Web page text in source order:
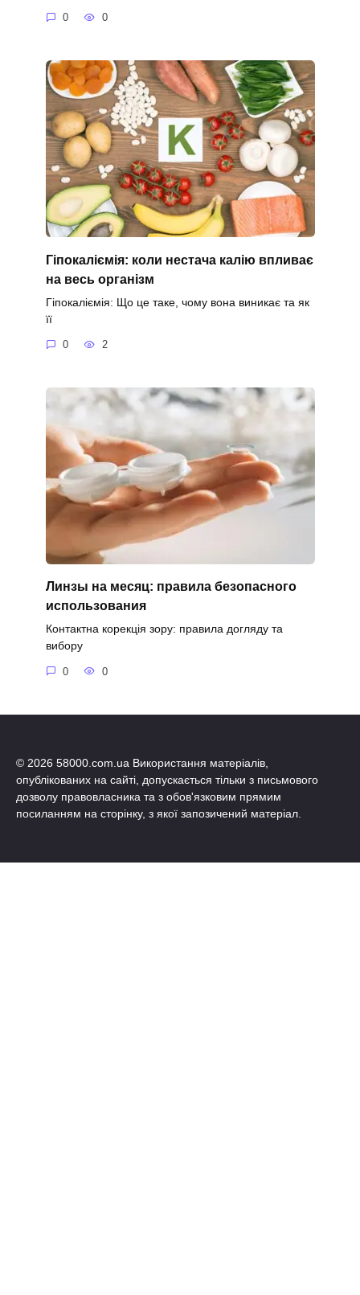
0 0
Гіпокаліємія: коли нестача калію впливає
на весь організм
Гіпокаліємія: Що це таке, чому вона виникає та як
її
0 2
Линзы на месяц: правила безопасного
использования
Контактна корекція зору: правила догляду та
вибору
0 0
© 2026 58000.com.ua Використання матеріалів,
опублікованих на сайті, допускається тільки з письмового
дозволу правовласника та з обов'язковим прямим
посиланням на сторінку, з якої запозичений матеріал.